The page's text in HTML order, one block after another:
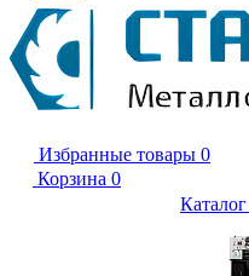
Избранные товары 0
Корзина 0
Каталог